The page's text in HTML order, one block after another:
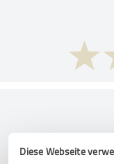
Diese Webseite